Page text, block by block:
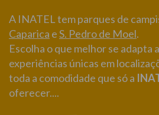
A INATEL tem parques de
Caparica eS. Pedro de Moel.
Escolha o que melhor se adapta
experiências únicas em
toda a comodidade que só a
oferecer....